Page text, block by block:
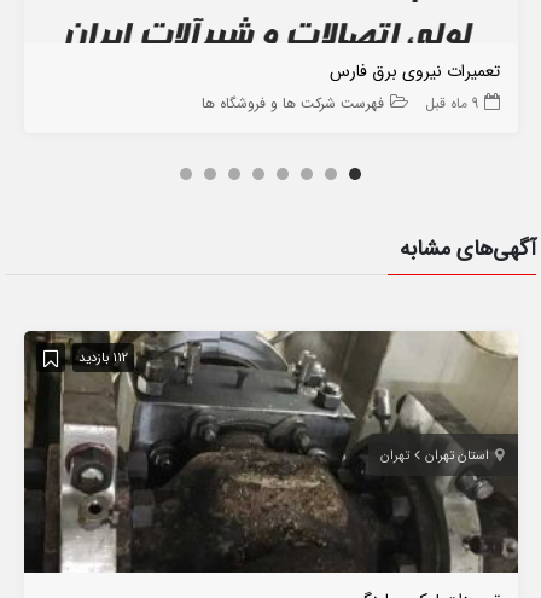
تعمیرات نیروی برق فارس
9 ماه قبل فهرست شرکت ها و فروشگاه ها
آگهی‌های مشابه
112 بازدید
استان تهران تهران